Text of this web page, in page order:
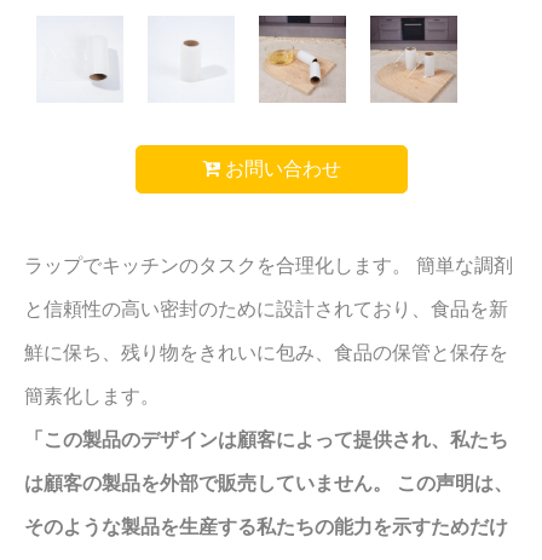
お問い合わせ
ラップでキッチンのタスクを合理化します。 簡単な調剤
と信頼性の高い密封のために設計されており、食品を新
鮮に保ち、残り物をきれいに包み、食品の保管と保存を
簡素化します。
「この製品のデザインは顧客によって提供され、私たち
は顧客の製品を外部で販売していません。 この声明は、
そのような製品を生産する私たちの能力を示すためだけ